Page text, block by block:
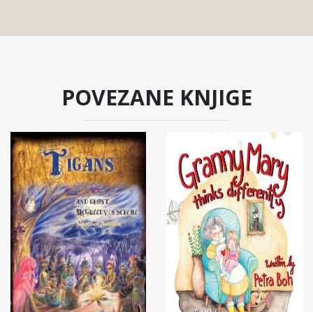
POVEZANE KNJIGE